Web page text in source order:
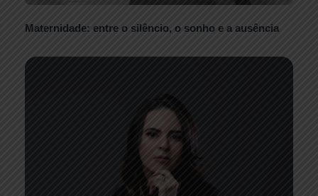
Maternidade: entre o silêncio, o sonho e a ausência